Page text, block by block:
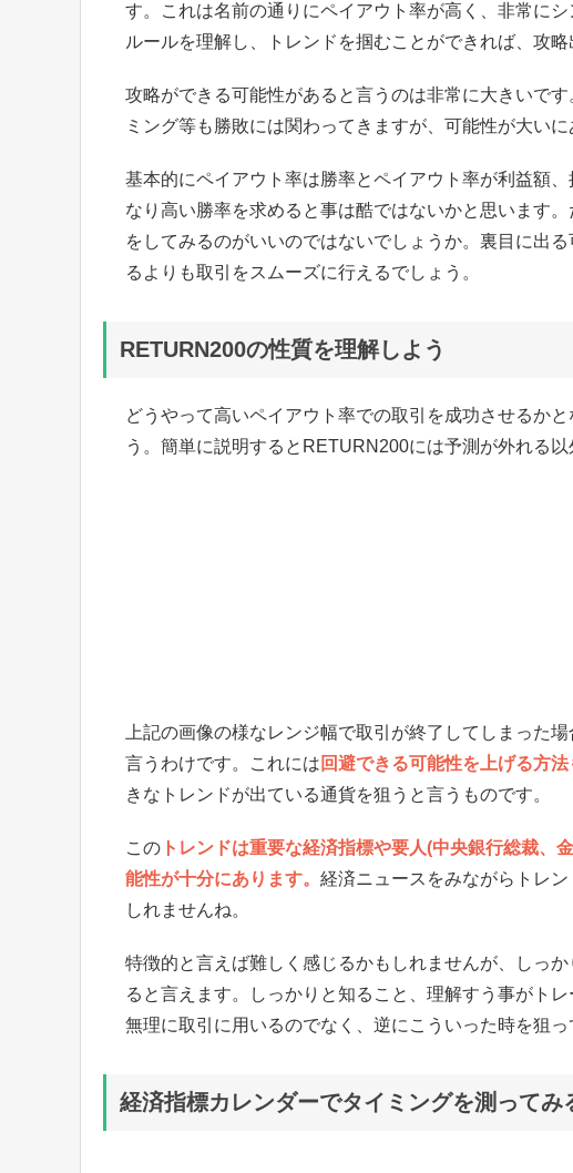
す。これは名前の通りにペイアウト率が高く、非常に
ルールを理解し、トレンドを掴むことができれば、攻略
攻略ができる可能性があると言うのは非常に大きいで
ミング等も勝敗には関わってきますが、可能性が大いに
基本的にペイアウト率は勝率とペイアウト率が利益額
なり高い勝率を求めると事は酷ではないかと思います
をしてみるのがいいのではないでしょうか。裏目に出
るよりも取引をスムーズに行えるでしょう。
RETURN200の性質を理解しよう
どうやって高いペイアウト率での取引を成功させるか
う。簡単に説明するとRETURN200には予測が外れる以
上記の画像の様なレンジ幅で取引が終了してしまった
言うわけです。これには 回避できる可能性を上げる方
きなトレンドが出ている通貨を狙うと言うものです。
この トレンドは重要な経済指標や要人(中央銀行総裁、
能性が十分にあります。 経済ニュースをみながらトレ
しれませんね。
特徴的と言えば難しく感じるかもしれませんが、しっ
ると言えます。しっかりと知ること、理解すう事がト
無理に取引に用いるのでなく、逆にこういった時を狙
経済指標カレンダーでタイミングを測ってみ